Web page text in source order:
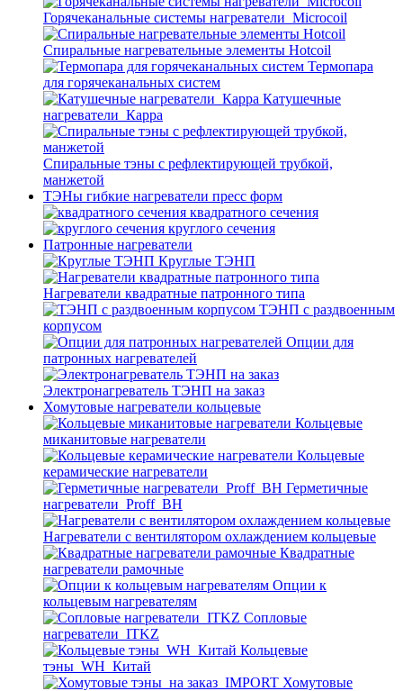
Горячеканальные системы нагреватели_Microcoil
Спиральные нагревательные элементы Hotcoil
Термопара
для горячеканальных систем
Катушечные
нагреватели_Карра
Спиральные тэны с рефлектирующей трубкой,
манжетой
ТЭНы гибкие нагреватели пресс форм
квадратного сечения
круглого сечения
Патронные нагреватели
Круглые ТЭНП
Нагреватели квадратные патронного типа
ТЭНП с раздвоенным
корпусом
Опции для
патронных нагревателей
Электронагреватель ТЭНП на заказ
Хомутовые нагреватели кольцевые
Кольцевые
миканитовые нагреватели
Кольцевые
керамические нагреватели
Герметичные
нагреватели_Proff_BH
Нагреватели с вентилятором охлаждением кольцевые
Квадратные
нагреватели рамочные
Опции к
кольцевым нагревателям
Cопловые
нагреватели_ITKZ
Кольцевые
тэны_WH_Китай
Хомутовые